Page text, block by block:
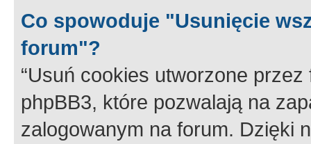
Co spowoduje "Usunięcie
forum"?
“Usuń cookies utworzone
phpBB3, które pozwalają na
zalogowanym na forum. Dzięki